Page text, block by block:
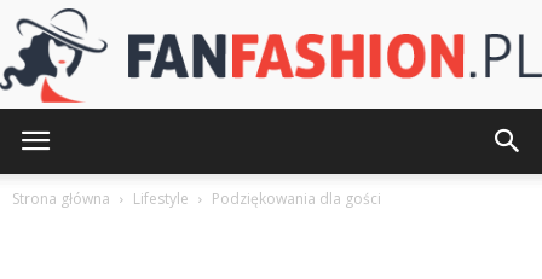
Strona główna Lifestyle Podziękowania dla gości